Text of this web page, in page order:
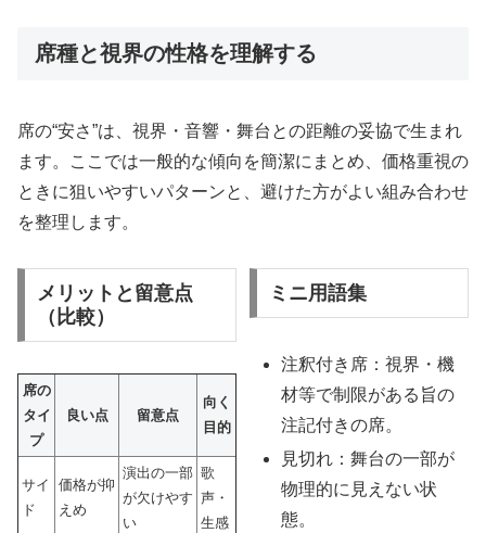
席種と視界の性格を理解する
席の“安さ”は、視界・音響・舞台との距離の妥協で生まれ
ます。ここでは一般的な傾向を簡潔にまとめ、価格重視の
ときに狙いやすいパターンと、避けた方がよい組み合わせ
を整理します。
メリットと留意点
（比較）
席の
タイ
プ
良い点 留意点
向く
目的
サイ
ド
価格が抑
えめ
演出の一部
が欠けやす
い
歌
声・
生感
ミニ用語集
注釈付き席：視界・機
材等で制限がある旨の
注記付きの席。
見切れ：舞台の一部が
物理的に見えない状
態。